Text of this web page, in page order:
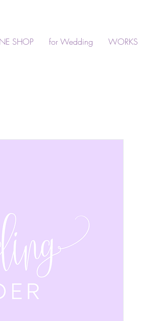
SHOP for Wedding WORKS